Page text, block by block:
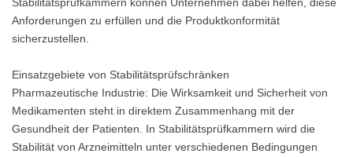
Anforderungen zu erfüllen und die Produktkonformität
sicherzustellen.
Einsatzgebiete von Stabilitätsprüfschränken
Pharmazeutische Industrie: Die Wirksamkeit und Sicherheit von
Medikamenten steht in direktem Zusammenhang mit der
Gesundheit der Patienten. In Stabilitätsprüfkammern wird die
Stabilität von Arzneimitteln unter verschiedenen Bedingungen